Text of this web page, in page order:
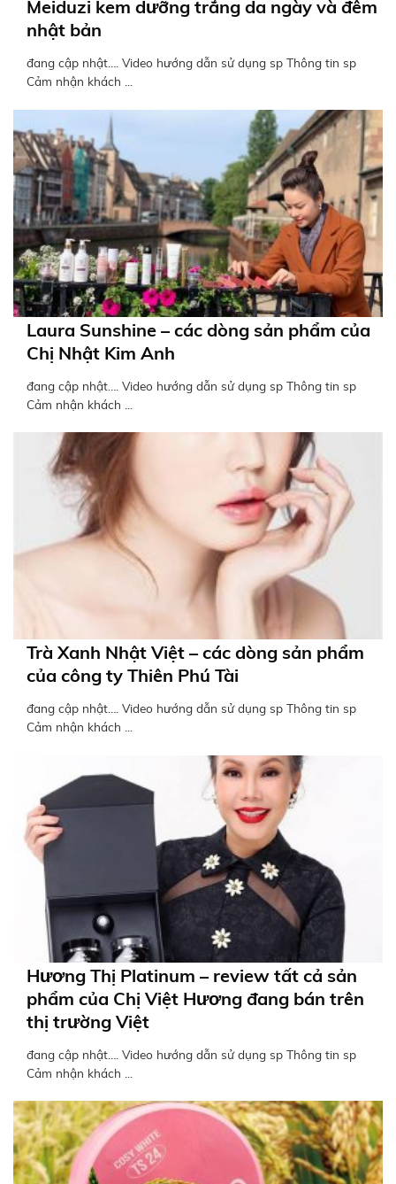
Meiduzi kem dưỡng trắng da ngày và đêm
nhật bản
đang cập nhật…. Video hướng dẫn sử dụng sp Thông tin sp
Cảm nhận khách ...
Laura Sunshine – các dòng sản phẩm của
Chị Nhật Kim Anh
đang cập nhật…. Video hướng dẫn sử dụng sp Thông tin sp
Cảm nhận khách ...
Trà Xanh Nhật Việt – các dòng sản phẩm
của công ty Thiên Phú Tài
đang cập nhật…. Video hướng dẫn sử dụng sp Thông tin sp
Cảm nhận khách ...
Hương Thị Platinum – review tất cả sản
phẩm của Chị Việt Hương đang bán trên
thị trường Việt
đang cập nhật…. Video hướng dẫn sử dụng sp Thông tin sp
Cảm nhận khách ...